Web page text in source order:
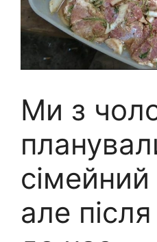
Ми з
сімейний
але